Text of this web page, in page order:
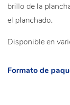
brillo de la
el planchado.
Disponible en
Formato de